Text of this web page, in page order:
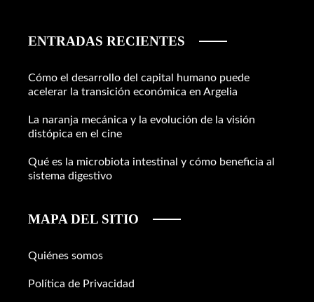
ENTRADAS RECIENTES
Cómo el desarrollo del capital humano puede
acelerar la transición económica en Argelia
La naranja mecánica y la evolución de la visión
distópica en el cine
Qué es la microbiota intestinal y cómo beneficia al
sistema digestivo
MAPA DEL SITIO
Quiénes somos
Política de Privacidad